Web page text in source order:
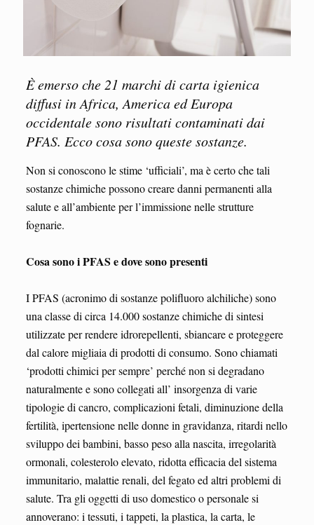
È emerso che 21 marchi di carta igienica
diffusi in Africa, America ed Europa
occidentale sono risultati contaminati dai
PFAS. Ecco cosa sono queste sostanze.
Non si conoscono le stime ‘ufficiali’, ma è certo che tali
sostanze chimiche possono creare danni permanenti alla
salute e all’ambiente per l’immissione nelle strutture
fognarie.
Cosa sono i PFAS e dove sono presenti
I PFAS (acronimo di sostanze polifluoro alchiliche) sono
una classe di circa 14.000 sostanze chimiche di sintesi
utilizzate per rendere idrorepellenti, sbiancare e proteggere
dal calore migliaia di prodotti di consumo. Sono chiamati
‘prodotti chimici per sempre’ perché non si degradano
naturalmente e sono collegati all’ insorgenza di varie
tipologie di cancro, complicazioni fetali, diminuzione della
fertilità, ipertensione nelle donne in gravidanza, ritardi nello
sviluppo dei bambini, basso peso alla nascita, irregolarità
ormonali, colesterolo elevato, ridotta efficacia del sistema
immunitario, malattie renali, del fegato ed altri problemi di
salute. Tra gli oggetti di uso domestico o personale si
annoverano: i tessuti, i tappeti, la plastica, la carta, le